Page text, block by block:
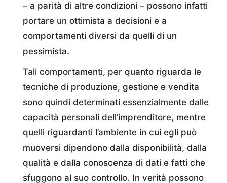
– a parità di altre condizioni – possono infatti
portare un ottimista a decisioni e a
comportamenti diversi da quelli di un
pessimista.
Tali comportamenti, per quanto riguarda le
tecniche di produzione, gestione e vendita
sono quindi determinati essenzialmente dalle
capacità personali dell’imprenditore, mentre
quelli riguardanti l’ambiente in cui egli può
muoversi dipendono dalla disponibilità, dalla
qualità e dalla conoscenza di dati e fatti che
sfuggono al suo controllo. In verità possono